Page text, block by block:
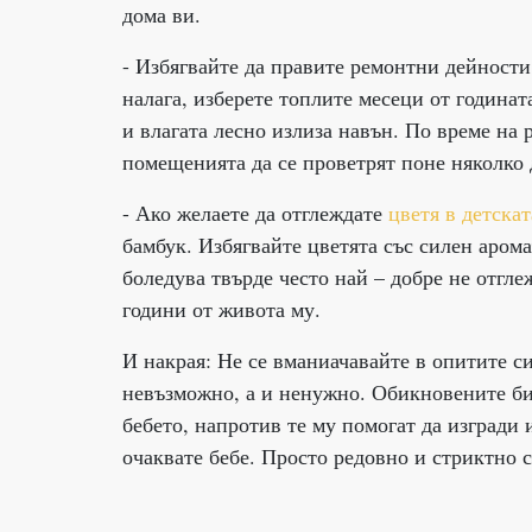
дома ви.
- Избягвайте да правите ремонтни
налага, изберете топлите месеци от
и влагата лесно излиза навън. По време на
помещенията да се проветрят поне
- Ако желаете да отглеждате цветя в
бамбук. Избягвайте цветята със силен
боледува твърде често най – добре не
години от живота му.
И накрая: Не се вманиачавайте в опитите
невъзможно, а и ненужно. Обикновените
бебето, напротив те му помогат да
очаквате бебе. Просто редовно и стриктно